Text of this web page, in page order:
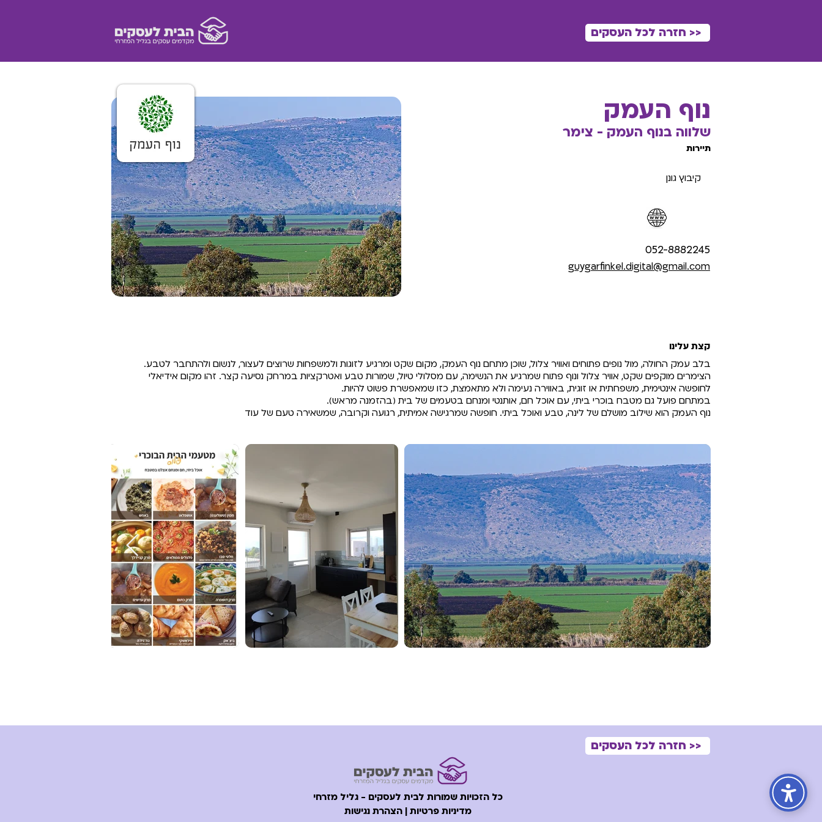
<< חזרה לכל העסקים
נוף העמק
שלווה בנוף העמק - צימר
תיירות
קיבוץ גונן
052-8882245
guygarfinkel.digital@gmail.com
קצת עלינו
בלב עמק החולה, מול נופים פתוחים ואוויר צלול, שוכן מתחם נוף העמק, מקום שקט ומרגיע לזוגות ולמשפחות שרוצים לעצור, לנשום ולהתחבר לטבע.
הצימרים מוקפים שקט, אוויר צלול ונוף פתוח שמרגיע את הנשימה, עם מסלולי טיול, שמורות טבע ואטרקציות במרחק נסיעה קצר. זהו מקום אידיאלי
לחופשה אינטימית, משפחתית או זוגית, באווירה נעימה ולא מתאמצת, כזו שמאפשרת פשוט להיות.
במתחם פועל גם מטבח בוכרי ביתי, עם אוכל חם, אותנטי ומנחם בטעמים של בית (בהזמנה מראש).
נוף העמק הוא שילוב מושלם של לינה, טבע ואוכל ביתי. חופשה שמרגישה אמיתית, רגועה וקרובה, שמשאירה טעם של עוד
כל הזכויות שמורות לבית לעסקים - גליל מזרחי
מדיניות פרטיות | הצהרת נגישות
<< חזרה לכל העסקים